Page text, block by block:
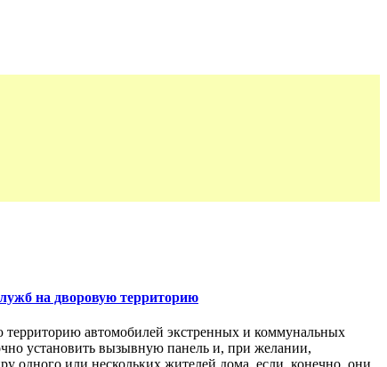
на дворовую территорию
территорию автомобилей экстренных и коммунальных
установить вызывную панель и, при желании,